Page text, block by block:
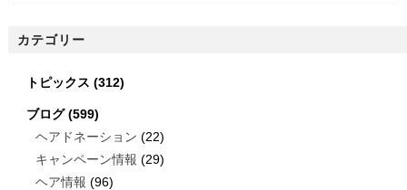
カテゴリー
トピックス (312)
ブログ(599)
ヘアドネーション (22)
キャンペーン情報 (29)
ヘア情報 (96)